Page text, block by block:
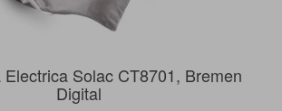
Solac CT8701, Bremen
Digital